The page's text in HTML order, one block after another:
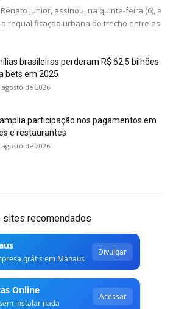
Junior, assinou, na quinta-feira (6), a
requalificação urbana do trecho entre as
brasileiras perderam R$ 62,5 bilhões
bets em 2025
de 2026
participação nos pagamentos em
e restaurantes
de 2026
sites recomendados
grátis em Manaus
Divulgar
Online
instalar nada
Acessar